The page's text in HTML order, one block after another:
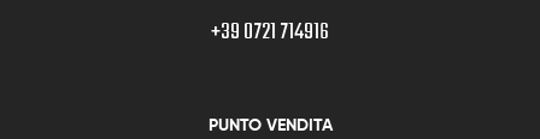
+39 0721 714916
PUNTO VENDITA